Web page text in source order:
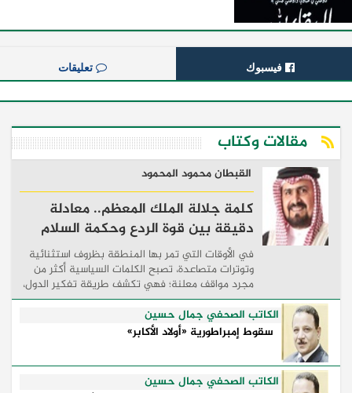
فيسبوك تعليقات
مقالات وكتاب
القبطان محمود المحمود
كلمة جلالة الملك المعظم.. معادلة
دقيقة بين قوة الردع وحكمة السلام
في الأوقات التي تمر بها المنطقة بظروف استثنائية
وتوترات متصاعدة، تصبح الكلمات السياسية أكثر من
مجرد مواقف معلنة؛ فهي تكشف طريقة تفكير الدول،
وكيفية إدارتها للأزمات، والحدود التي تفصل بين القوة
...
الكاتب الصحفي جمال حسين
سقوط إمبراطورية «أولاد الأكابر»
الكاتب الصحفي جمال حسين